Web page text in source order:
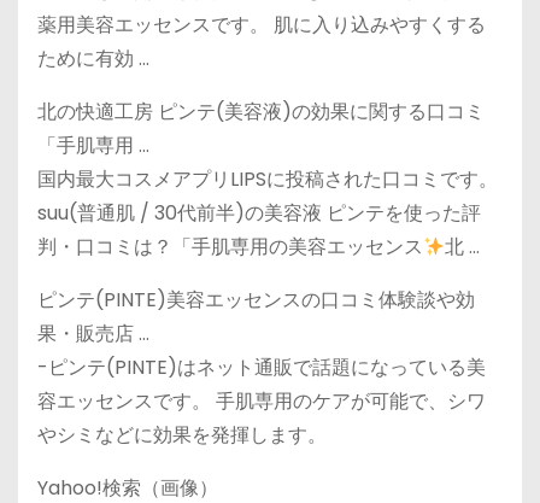
薬用美容エッセンスです。 肌に入り込みやすくする
ために有効 …
北の快適工房 ピンテ(美容液)の効果に関する口コミ
「手肌専用 …
国内最大コスメアプリLIPSに投稿された口コミです。
suu(普通肌 / 30代前半)の美容液 ピンテを使った評
判・口コミは？「手肌専用の美容エッセンス
北 …
ピンテ(PINTE)美容エッセンスの口コミ体験談や効
果・販売店 …
-ピンテ(PINTE)はネット通販で話題になっている美
容エッセンスです。 手肌専用のケアが可能で、シワ
やシミなどに効果を発揮します。
Yahoo!検索（画像）